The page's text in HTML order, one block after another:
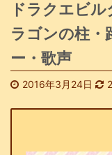
ドラクエビ
ラゴンの柱・
ー・歌声
2016年3月24日